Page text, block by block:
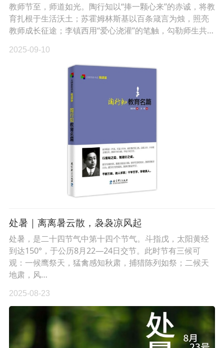
教师节至，师道如光。陶行知以“捧一颗心来”的赤诚，将教
育扎根于生活沃土；苏霍姆林斯基以百条箴言为烛，照亮
教师成长征途；李镇西用“爱心浇灌”的笔触，勾勒师生共…
2025-09-10
处暑｜离离暑云散，袅袅凉风起
处暑，是二十四节气中第十四个节气。斗指戊，太阳黄经
到达150°，于公历8月22—24日交节。此时节有三候可
观：一候鹰祭天，猛禽感知秋肃，捕猎陈列如祭；二候天
地肃，风…
2025-08-23